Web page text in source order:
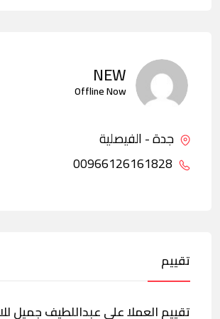
NEW
Offline Now
جدة - الفيصلية
تقييم
تقييم العملا على عبداللطيف جميل